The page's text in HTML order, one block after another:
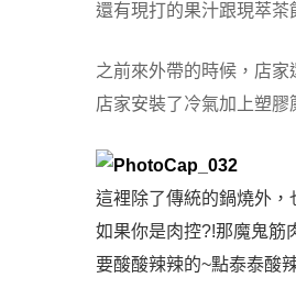
還有現打的果汁跟現萃茶
之前來外帶的時候，店家
店家安裝了冷氣加上塑
這裡除了傳統的鍋燒外
如果你是肉控?!那魔鬼筋
要酸酸辣辣的~點泰泰酸